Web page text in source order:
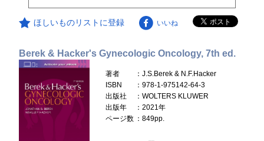
ほしいものリストに登録 いいね
Berek & Hacker's Gynecologic Oncology, 7th ed.
著者
：J.S.Berek & N.F.Hacker
ISBN
：978-1-975142-64-3
出版社
：WOLTERS KLUWER
出版年
：2021年
ページ数 ：849pp.